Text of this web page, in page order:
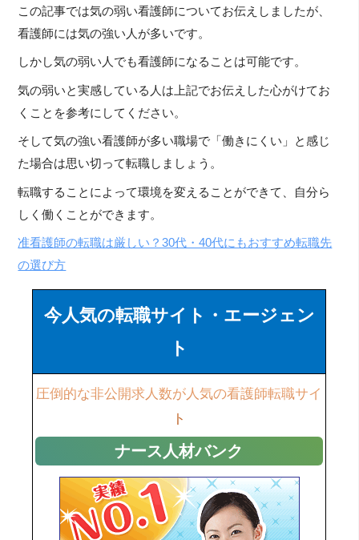
この記事では気の弱い看護師についてお伝えしましたが、
看護師には気の強い人が多いです。
しかし気の弱い人でも看護師になることは可能です。
気の弱いと実感している人は上記でお伝えした心がけてお
くことを参考にしてください。
そして気の強い看護師が多い職場で「働きにくい」と感じ
た場合は思い切って転職しましょう。
転職することによって環境を変えることができて、自分ら
しく働くことができます。
准看護師の転職は厳しい？30代・40代にもおすすめ転職先
の選び方
今人気の転職サイト・エージェン
ト
圧倒的な非公開求人数が人気の看護師転職サイ
ト
ナース人材バンク